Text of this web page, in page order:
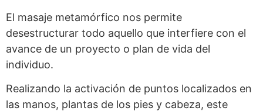
El masaje metamórfico nos permite
desestructurar todo aquello que interfiere con el
avance de un proyecto o plan de vida del
individuo.
Realizando la activación de puntos localizados en
las manos, plantas de los pies y cabeza, este